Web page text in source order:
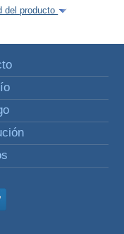
del producto